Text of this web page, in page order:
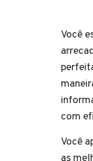
Você
com
Você
as